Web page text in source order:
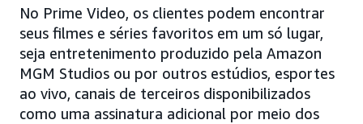
No Prime Video, os clientes podem encontrar
seus filmes e séries favoritos em um só lugar,
seja entretenimento produzido pela Amazon
MGM Studios ou por outros estúdios, esportes
ao vivo, canais de terceiros disponibilizados
como uma assinatura adicional por meio dos